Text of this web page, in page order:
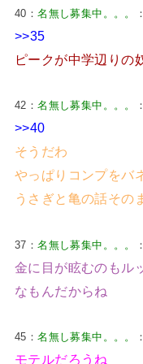
40：名無し募集中。。。
>>35
ピークが中学辺りの
42：名無し募集中。。。
>>40
そうだわ
やっぱりコンプをバ
うさぎと亀の話その
37：名無し募集中。。。
金に目が眩むのもル
なもんだからね
45：名無し募集中。。。
モテルだろうね